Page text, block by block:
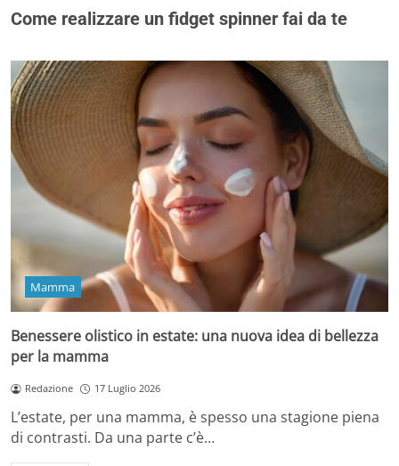
Come realizzare un fidget spinner fai da te
Mamma
Benessere olistico in estate: una nuova idea di bellezza
per la mamma
Redazione 17 Luglio 2026
L’estate, per una mamma, è spesso una stagione piena
di contrasti. Da una parte c’è…